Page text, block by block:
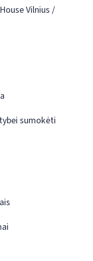
Vilnius /
sumokėti